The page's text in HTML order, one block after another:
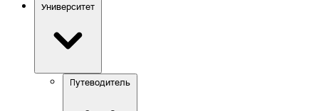
Университет
Путеводитель